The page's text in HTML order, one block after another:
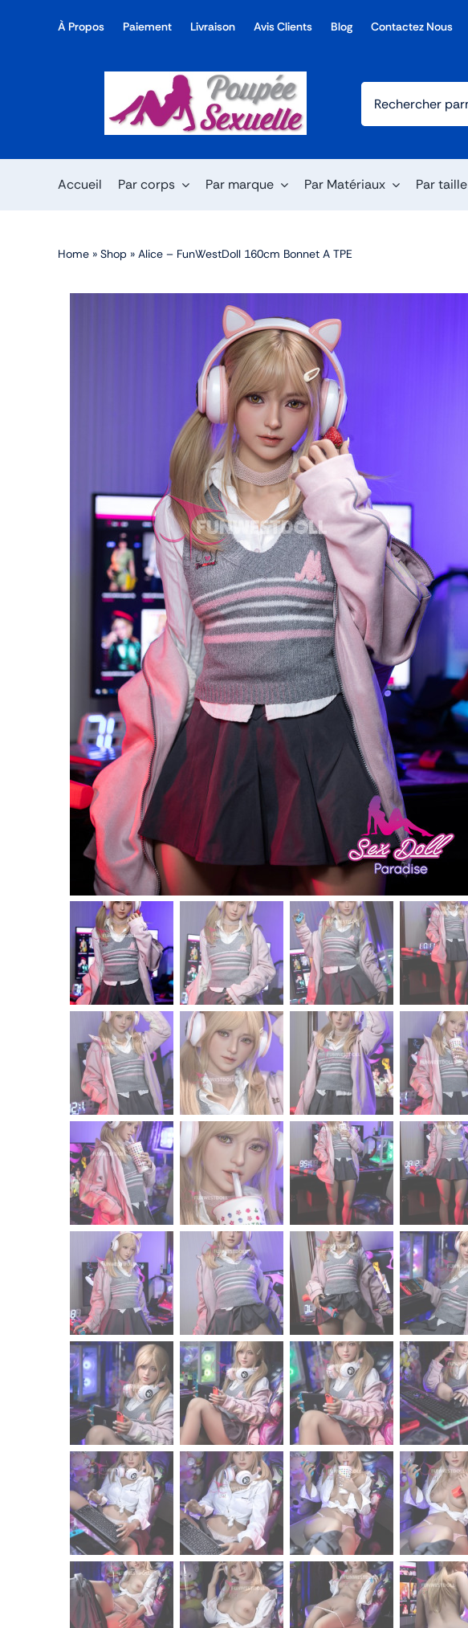
À Propos Paiement Livraison Avis Clients Blog Contactez Nous
Accueil Par corps Par marque Par Matériaux Par taille
Home » Shop » Alice – FunWestDoll 160cm Bonnet A TPE